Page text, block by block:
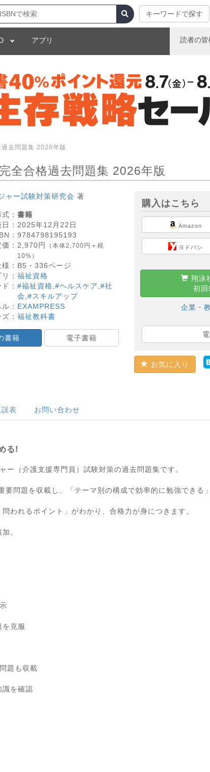
キーワードで探す
アプリ 読者の皆
去問題集 2026年版
全合格過去問題集 2026年版
ャー試験対策研究会 著
： 書籍
： 2025年12月22日
： 9784798195193
： 2,970円
（本体2,700円＋税
10%）
： B5・ 336ページ
： 福祉資格
： #福祉資格 #ヘルスケア #社
会 #スキルアップ
： EXAMPRESS
： 福祉教科書
書籍 電子書籍
購入はこちら
Amazon
ヨドバシ
翔泳
初
企業・
お気に入り
表 お問い合わせ
る!
（介護支援専門員）試験対策の過去問題集です。
問題を収載し、「テーマ別の構成で効率的に勉強できる
われるポイント」がわかり、合格力が身につきます。
。
克服
題も収載
を確認